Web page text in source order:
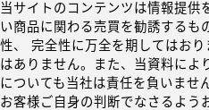
当サイトのコンテンツは情報提供
い商品に関わる売買を勧誘するも
性、 完全性に万全を期してはお
はありません。また、当資料によ
についても当社は責任を負いませ
お客様ご自身の判断でなさるよう